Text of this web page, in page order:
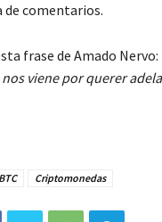
de comentarios.
frase de Amado Nervo:
viene por querer
BTC Criptomonedas